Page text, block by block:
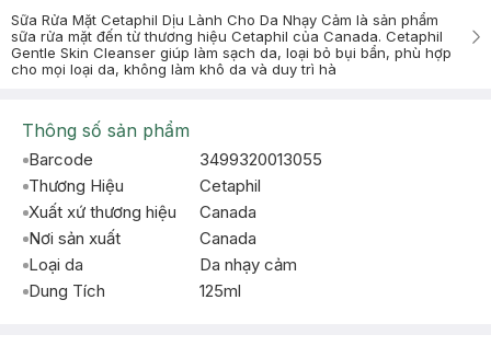
Sữa Rửa Mặt Cetaphil Dịu Lành Cho Da Nhạy Cảm là sản phẩm
sữa rửa mặt đến từ thương hiệu Cetaphil của Canada. Cetaphil
Gentle Skin Cleanser giúp làm sạch da, loại bỏ bụi bẩn, phù hợp
cho mọi loại da, không làm khô da và duy trì hà
Thông số sản phẩm
Barcode
3499320013055
Thương Hiệu
Cetaphil
Xuất xứ thương hiệu
Canada
Nơi sản xuất
Canada
Loại da
Da nhạy cảm
Dung Tích
125ml